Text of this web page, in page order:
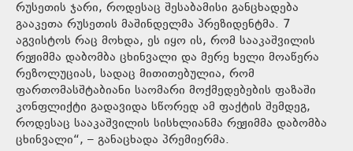
რუსეთის ჯარი, როდესაც შესაბამისი განცხადება
გააკეთა რუსეთის მაშინდელმა პრეზიდენტმა. 7
აგვისტოს რაც მოხდა, ეს იყო ის, რომ სააკაშვილის
რეჟიმმა დაბომბა ცხინვალი და მერე ხელი მოაწერა
რეზოლუციას, სადაც მითითებულია, რომ
ფართომასშტაბიანი საომარი მოქმედებების ფაზაში
კონფლიქტი გადავიდა სწორედ ამ ფაქტის შემდეგ,
როდესაც სააკაშვილის სისხლიანმა რეჟიმმა დაბომბა
ცხინვალი“, – განაცხადა პრემიერმა.